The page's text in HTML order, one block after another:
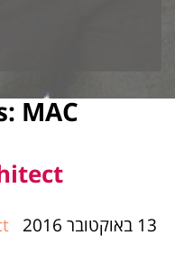
MAC
13 באוקטובר 2016